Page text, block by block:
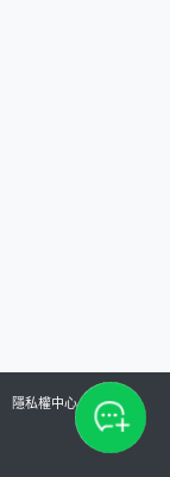
隱私權中心